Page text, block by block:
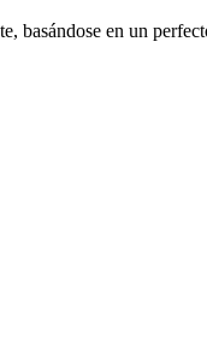
basándose en un